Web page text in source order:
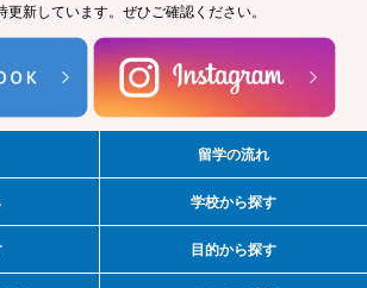
更新しています。ぜひご確認ください。
留学の流れ
学校から探す
目的から探す